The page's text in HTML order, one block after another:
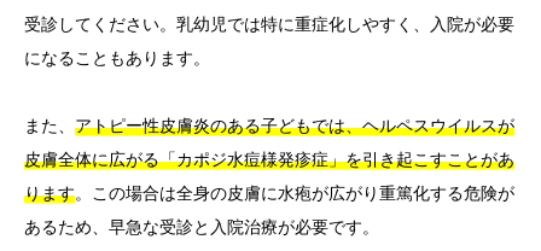
受診してください。乳幼児では特に重症化しやすく、入院が必要
になることもあります。
また、 アトピー性皮膚炎のある子どもでは、ヘルペスウイルスが
皮膚全体に広がる「カポジ水痘様発疹症」を引き起こすことがあ
ります。この場合は全身の皮膚に水疱が広がり重篤化する危険が
あるため、早急な受診と入院治療が必要です。